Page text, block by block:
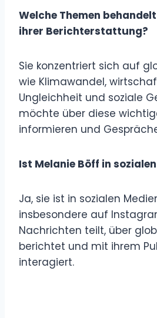
Welche Themen
ihrer Berichterstattung?
Sie konzentriert sich auf
wie Klimawandel,
Ungleichheit und soziale
möchte über diese
informieren und
Ist Melanie Böff in
Ja, sie ist in sozialen
insbesondere auf
Nachrichten teilt, über
berichtet und mit ihrem
interagiert.